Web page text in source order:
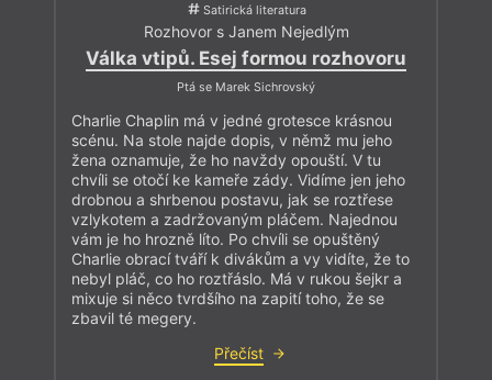
Satirická literatura
Rozhovor s Janem Nejedlým
Válka vtipů. Esej formou rozhovoru
Ptá se Marek Sichrovský
Charlie Chaplin má v jedné grotesce krásnou
scénu. Na stole najde dopis, v němž mu jeho
žena oznamuje, že ho navždy opouští. V tu
chvíli se otočí ke kameře zády. Vidíme jen jeho
drobnou a shrbenou postavu, jak se roztřese
vzlykotem a zadržovaným pláčem. Najednou
vám je ho hrozně líto. Po chvíli se opuštěný
Charlie obrací tváří k divákům a vy vidíte, že to
nebyl pláč, co ho roztřáslo. Má v rukou šejkr a
mixuje si něco tvrdšího na zapití toho, že se
zbavil té megery.
Přečíst